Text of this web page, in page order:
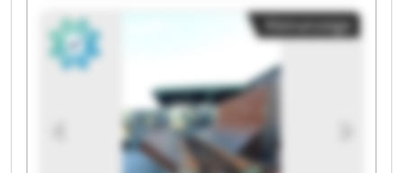
GmbH Bittermann Trading GmbH Bittermann
Trading GmbH Bittermann Trading GmbH
Bittermann Trading GmbH Bittermann Trading
GmbH Bittermann Trading GmbH Bittermann
Trading GmbH Bittermann Trading GmbH
Bittermann Trading GmbH Bittermann Trading
GmbH Bittermann Trading GmbH Bittermann
Trading GmbH Bittermann Trading GmbH
Kleinanzeige